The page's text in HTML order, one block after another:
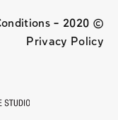
–
Privacy Policy